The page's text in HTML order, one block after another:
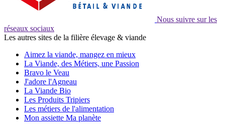
Nous suivre sur les
réseaux sociaux
Les autres sites de la filière élevage & viande
Aimez la viande, mangez en mieux
La Viande, des Métiers, une Passion
Bravo le Veau
J'adore l'Agneau
La Viande Bio
Les Produits Tripiers
Les métiers de l'alimentation
Mon assiette Ma planète